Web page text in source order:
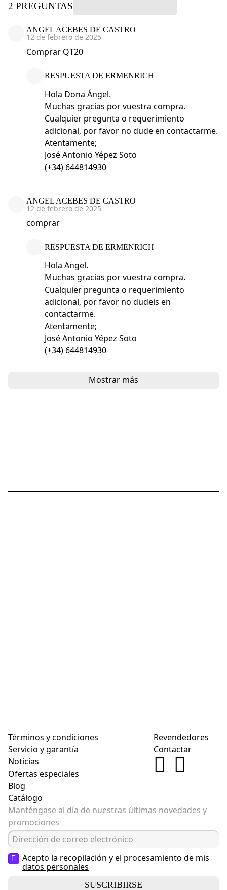
2 PREGUNTAS
ANGEL ACEBES DE CASTRO
12 de febrero de 2025
Comprar QT20
RESPUESTA DE ERMENRICH
Hola Dona Ángel.
Muchas gracias por vuestra compra.
Cualquier pregunta o requerimiento
adicional, por favor no dude en contactarme.
Atentamente;
José Antonio Yépez Soto
(+34) 644814930
ANGEL ACEBES DE CASTRO
12 de febrero de 2025
comprar
RESPUESTA DE ERMENRICH
Hola Angel.
Muchas gracias por vuestra compra.
Cualquier pregunta o requerimiento
adicional, por favor no dudeis en
contactarme.
Atentamente;
José Antonio Yépez Soto
(+34) 644814930
Mostrar más
Términos y condiciones
Servicio y garantía
Noticias
Ofertas especiales
Blog
Catálogo
Revendedores
Contactar
Manténgase al día de nuestras últimas novedades y
promociones
Acepto la recopilación y el procesamiento de mis
datos personales
SUSCRIBIRSE